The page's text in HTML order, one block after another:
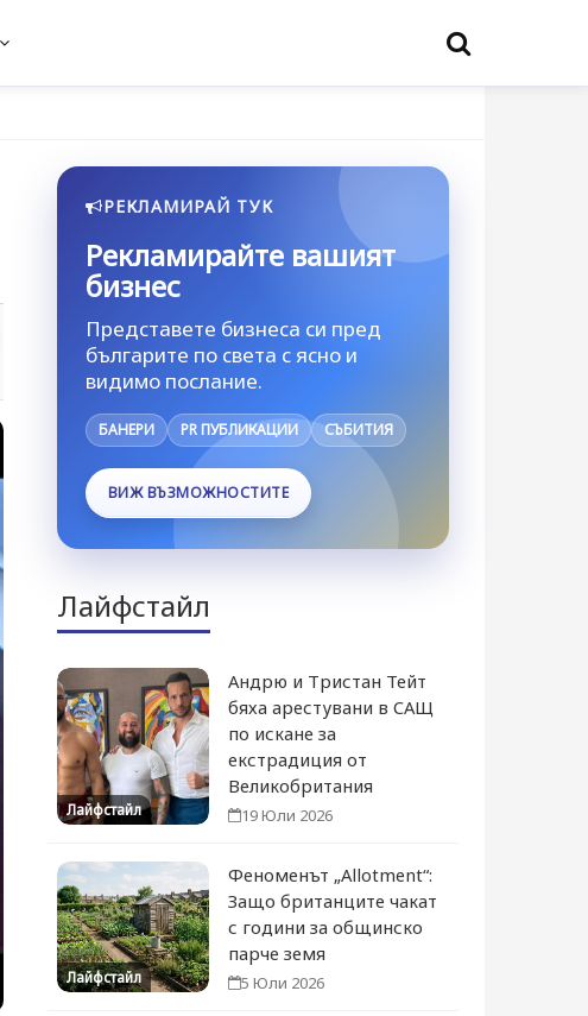
РЕКЛАМИРАЙ ТУК
Рекламирайте вашият
бизнес
Представете бизнеса си пред
българите по света с ясно и
видимо послание.
БАНЕРИ PR ПУБЛИКАЦИИ СЪБИТИЯ
ВИЖ ВЪЗМОЖНОСТИТЕ
Лайфстайл
Лайфстайл
Андрю и Тристан Тейт
бяха арестувани в САЩ
по искане за
екстрадиция от
Великобритания
19 Юли 2026
Лайфстайл
Феноменът „Allotment“:
Защо британците чакат
с години за общинско
парче земя
5 Юли 2026